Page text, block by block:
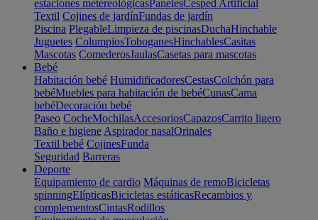
estaciones metereológicasPanelesCesped Artificial
Textil Cojines de jardínFundas de jardín
Piscina PlegableLimpieza de piscinasDuchaHinchable
Juguetes ColumpiosToboganesHinchablesCasitas
Mascotas ComederosJaulasCasetas para mascotas
Bebé
Habitación bebé HumidificadoresCestasColchón para
bebéMuebles para habitación de bebéCunasCama
bebéDecoración bebé
Paseo CocheMochilasAccesoriosCapazosCarrito ligero
Baño e higiene Aspirador nasalOrinales
Textil bebé CojinesFunda
Seguridad Barreras
Deporte
Equipamiento de cardio Máquinas de remoBicicletas
spinningElípticasBicicletas estáticasRecambios y
complementosCintasRodillos